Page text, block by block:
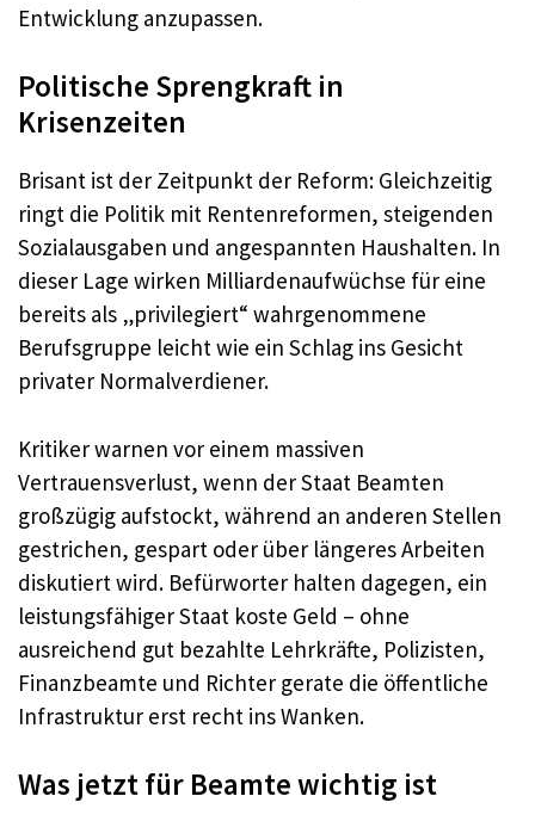
Entwicklung anzupassen.
Politische Sprengkraft in
Krisenzeiten
Brisant ist der Zeitpunkt der Reform: Gleichzeitig
ringt die Politik mit Rentenreformen, steigenden
Sozialausgaben und angespannten Haushalten. In
dieser Lage wirken Milliardenaufwüchse für eine
bereits als „privilegiert“ wahrgenommene
Berufsgruppe leicht wie ein Schlag ins Gesicht
privater Normalverdiener.
Kritiker warnen vor einem massiven
Vertrauensverlust, wenn der Staat Beamten
großzügig aufstockt, während an anderen Stellen
gestrichen, gespart oder über längeres Arbeiten
diskutiert wird. Befürworter halten dagegen, ein
leistungsfähiger Staat koste Geld – ohne
ausreichend gut bezahlte Lehrkräfte, Polizisten,
Finanzbeamte und Richter gerate die öffentliche
Infrastruktur erst recht ins Wanken.
Was jetzt für Beamte wichtig ist